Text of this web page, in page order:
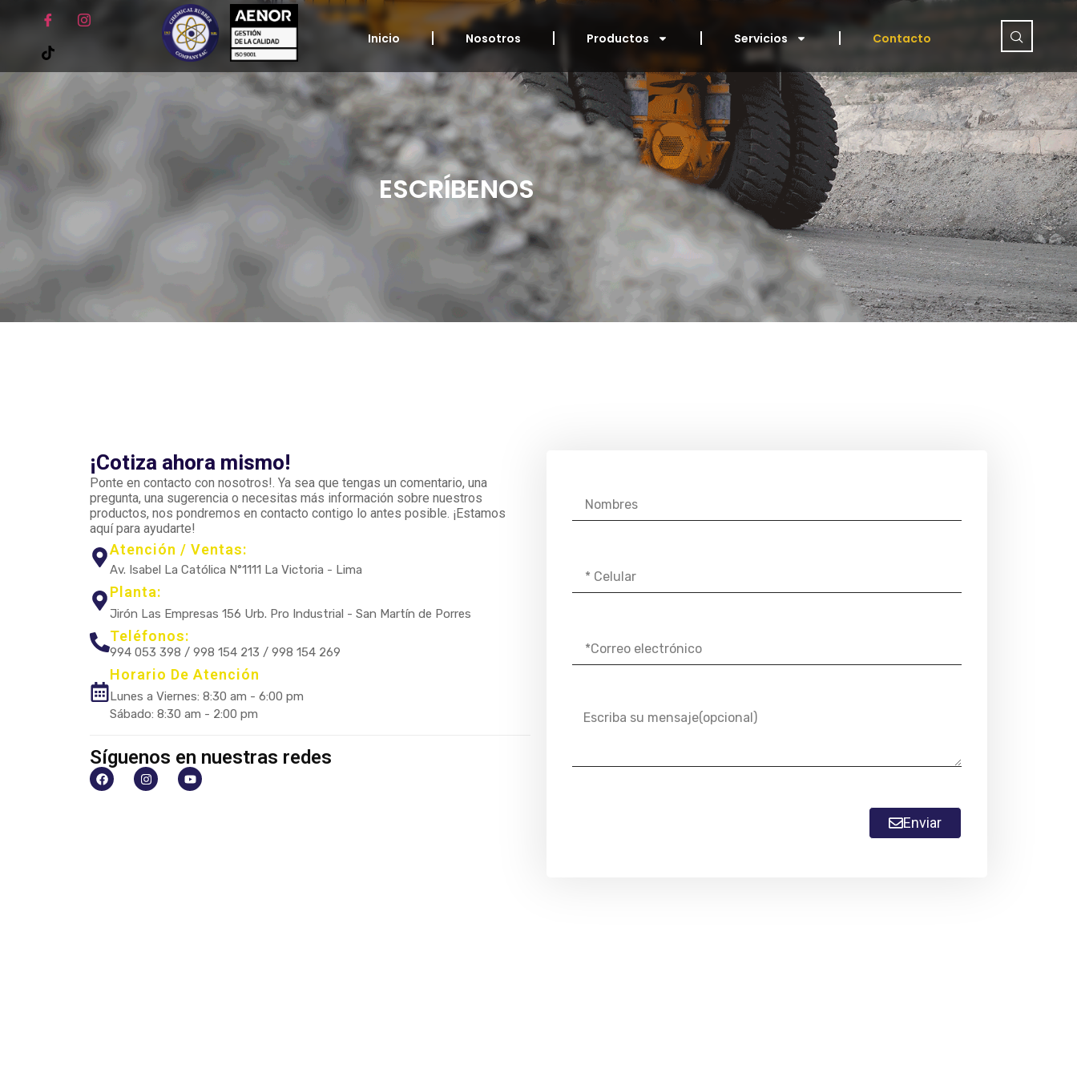
Inicio Nosotros Productos Servicios Contacto
ESCRÍBENOS
¡Cotiza ahora mismo!
Ponte en contacto con nosotros!. Ya sea que tengas un comentario, una
pregunta, una sugerencia o necesitas más información sobre nuestros
productos, nos pondremos en contacto contigo lo antes posible. ¡Estamos
aquí para ayudarte!
Atención / Ventas:
Av. Isabel La Católica N°1111 La Victoria - Lima
Planta:
Jirón Las Empresas 156 Urb. Pro Industrial - San Martín de Porres
Teléfonos:
994 053 398 / 998 154 213 / 998 154 269
Horario De Atención
Lunes a Viernes: 8:30 am - 6:00 pm
Sábado: 8:30 am - 2:00 pm
Síguenos en nuestras redes
Enviar